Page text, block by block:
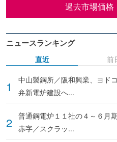
過去市場価格
ニュースランキング
直近
中山製鋼所／阪和興業、ヨド
弁新電炉建設へ...
普通鋼電炉１１社の４～６月
赤字／スクラッ...
前